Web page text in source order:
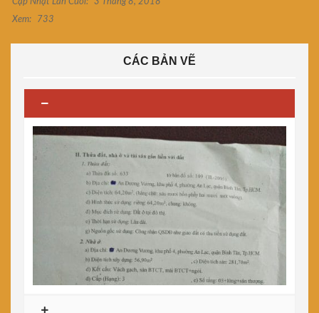
Cập Nhật Lần Cuối:
3 Tháng 8, 2018
Xem:
733
CÁC BẢN VẼ